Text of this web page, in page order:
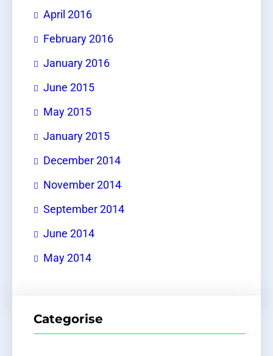
April 2016
February 2016
January 2016
June 2015
May 2015
January 2015
December 2014
November 2014
September 2014
June 2014
May 2014
Categorise